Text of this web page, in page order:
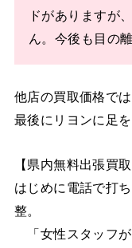
ドがありますが
ん。今後も目の
他店の買取価格で
最後にリヨンに足
【県内無料出張買
はじめに電話で打
整。
「女性スタッフ